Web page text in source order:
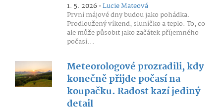
1. 5. 2026 •Lucie Mateová
První májové dny budou jako pohádka.
Prodloužený víkend, sluníčko a teplo. To, co
ale může působit jako začátek příjemného
počasí...
Meteorologové prozradili, kdy
konečně přijde počasí na
koupačku. Radost kazí jediný
detail